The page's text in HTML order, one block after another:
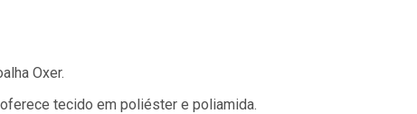
Oxer.
tecido em poliéster e poliamida.